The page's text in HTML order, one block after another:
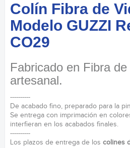
Colín Fibra de
Modelo GUZZI
CO29
Fabricado en Fibra
artesanal.
----------
De acabado fino, preparado para la
Se entrega con imprimación en
interfieran en los acabados finales.
----------
Los plazos de entrega de los colines